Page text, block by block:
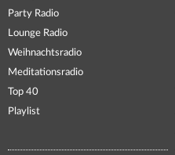
Party Radio
Lounge Radio
Weihnachtsradio
Meditationsradio
Top 40
Playlist